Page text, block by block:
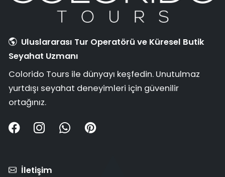
Uluslararası Tur Operatörü ve Küresel Butik
Seyahat Uzmanı
Colorido Tours ile dünyayı keşfedin. Unutulmaz
yurtdışı seyahat deneyimleri için güvenilir
ortağınız.
İletişim